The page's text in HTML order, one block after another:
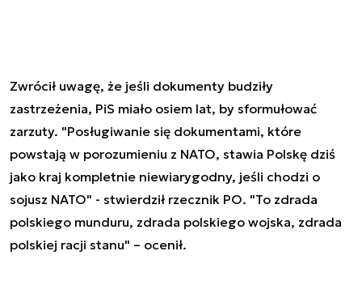
Zwrócił uwagę, że jeśli dokumenty budziły
zastrzeżenia, PiS miało osiem lat, by sformułować
zarzuty. "Posługiwanie się dokumentami, które
powstają w porozumieniu z NATO, stawia Polskę dziś
jako kraj kompletnie niewiarygodny, jeśli chodzi o
sojusz NATO" - stwierdził rzecznik PO. "To zdrada
polskiego munduru, zdrada polskiego wojska, zdrada
polskiej racji stanu" – ocenił.